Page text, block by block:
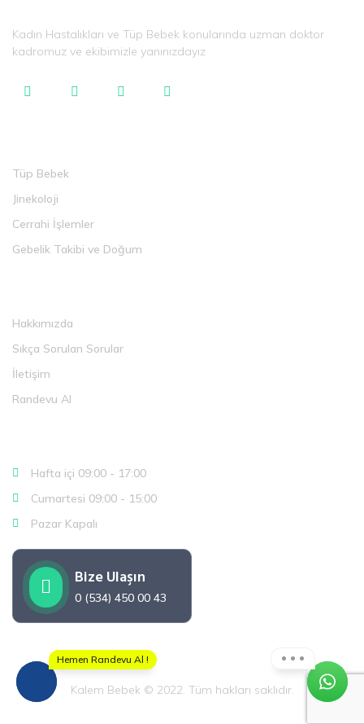
Kadın Hastalıkları ve Tüp Bebek konularında uzman doktor
kadromuz ve ekibimizle yanınızdayız
Tüp Bebek
Jinekoloji
Cerrahi İşlemler
Gebelik Takibi ve Doğum
Hakkımızda
Sıkça Sorulan Sorular
İletişim
Randevu Al
Hafta içi 09:00 - 17:00
Cumartesi 09:00 - 15:00
Pazar Kapalı
Bize Ulaşın
0 (534) 450 00 43
Kalem Bebek © 2022. Tüm hakları saklıdır.
Hemen Randevu Al !